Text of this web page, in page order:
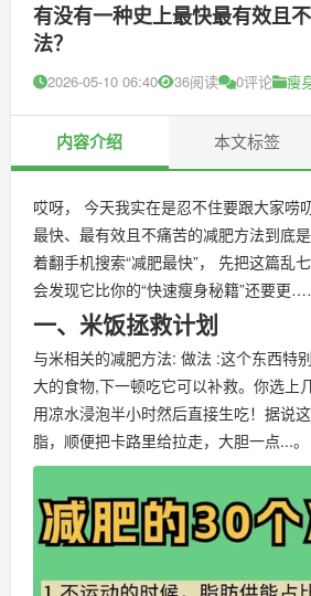
有没有一种史上最快最有效且
法？
2026-05-10 06:40 36阅读 0评论 瘦
内容介绍 本文标签
哎呀， 今天我实在是忍不住要跟大家
最快、最有效且不痛苦的减肥方法到底
着翻手机搜索“减肥最快”， 先把这篇乱
会发现它比你的“快速瘦身秘籍”还要更
一、米饭拯救计划
与米相关的减肥方法: 做法 :这个东西特
大的食物,下一顿吃它可以补救。你选上
用凉水浸泡半小时然后直接生吃！据说
脂，顺便把卡路里给拉走，大胆一点...。